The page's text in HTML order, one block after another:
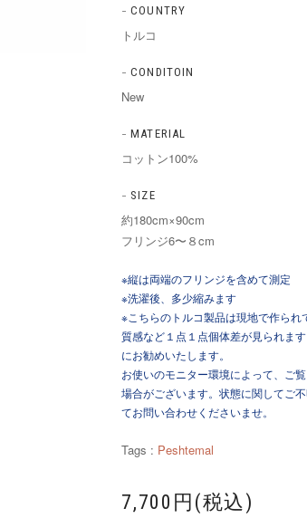
COUNTRY
トルコ
CONDITOIN
New
MATERIAL
コットン100%
SIZE
約180cm×90cm
フリンジ6〜８cm
※縦は両端のフリンジを含めて測定
※洗濯後、多少縮みます
※こちらのトルコ製品は現地で作ら
質感など１点１点個体差が見られま
にお勧めいたします。
お使いのモニター環境によって、ご
場合がございます。状態に関してご
てお問い合わせくださいませ。
Tags : Peshtemal
7,700円(税込)